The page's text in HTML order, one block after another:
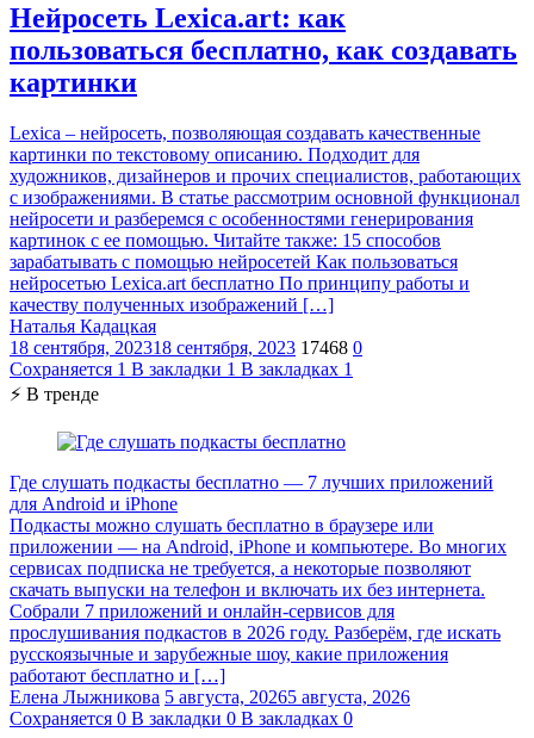
Нейросеть Lexica.art: как
пользоваться бесплатно, как создавать
картинки
Lexica – нейросеть, позволяющая создавать качественные
картинки по текстовому описанию. Подходит для
художников, дизайнеров и прочих специалистов, работающих
с изображениями. В статье рассмотрим основной функционал
нейросети и разберемся с особенностями генерирования
картинок с ее помощью. Читайте также: 15 способов
зарабатывать с помощью нейросетей Как пользоваться
нейросетью Lexica.art бесплатно По принципу работы и
качеству полученных изображений […]
Наталья Кадацкая
18 сентября, 202318 сентября, 2023 17468 0
Сохраняется 1 В закладки 1 В закладках 1
⚡ В тренде
Где слушать подкасты бесплатно — 7 лучших приложений
для Android и iPhone
Подкасты можно слушать бесплатно в браузере или
приложении — на Android, iPhone и компьютере. Во многих
сервисах подписка не требуется, а некоторые позволяют
скачать выпуски на телефон и включать их без интернета.
Собрали 7 приложений и онлайн-сервисов для
прослушивания подкастов в 2026 году. Разберём, где искать
русскоязычные и зарубежные шоу, какие приложения
работают бесплатно и […]
Елена Лыжникова 5 августа, 20265 августа, 2026
Сохраняется 0 В закладки 0 В закладках 0